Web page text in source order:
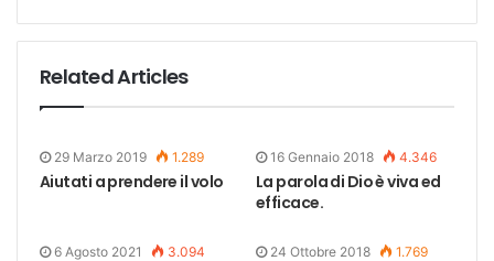
Related Articles
29 Marzo 2019 1.289
Aiutati a prendere il volo
16 Gennaio 2018 4.346
La parola di Dio è viva ed
efficace.
6 Agosto 2021 3.094 24 Ottobre 2018 1.769